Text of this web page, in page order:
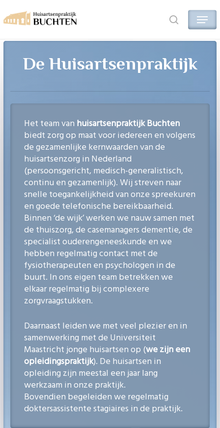
to
main
content
search
Menu
De Huisartsenpraktijk
Het team van huisartsenpraktijk Buchten
biedt zorg op maat voor iedereen en volgens
de gezamenlijke kernwaarden van de
huisartsenzorg in Nederland
(persoonsgericht, medisch-generalistisch,
continu en gezamenlijk). Wij streven naar
snelle toegankelijkheid van onze spreekuren
en goede telefonische bereikbaarheid.
Binnen ‘de wijk’ werken we nauw samen met
de thuiszorg, de casemanagers dementie, de
specialist ouderengeneeskunde en we
hebben regelmatig contact met de
fysiotherapeuten en psychologen in de
buurt. In ons eigen team betrekken we
elkaar regelmatig bij complexere
zorgvraagstukken.
Daarnaast leiden we met veel plezier en in
samenwerking met de Universiteit
Maastricht jonge huisartsen op (we zijn een
opleidingspraktijk). De huisartsen in
opleiding zijn meestal een jaar lang
werkzaam in onze praktijk.
Bovendien begeleiden we regelmatig
doktersassistente stagiaires in de praktijk.